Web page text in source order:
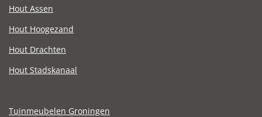
Hout Assen
Hout Hoogezand
Hout Drachten
Hout Stadskanaal
Tuinmeubelen Groningen